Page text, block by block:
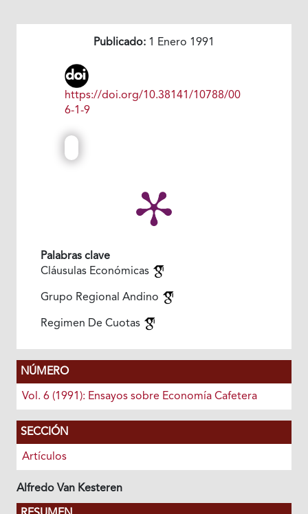
Publicado: 1 Enero 1991
https://doi.org/10.38141/10788/00
6-1-9
Palabras clave
Cláusulas Económicas
Grupo Regional Andino
Regimen De Cuotas
NÚMERO
Vol. 6 (1991): Ensayos sobre Economía Cafetera
SECCIÓN
Artículos
Alfredo Van Kesteren